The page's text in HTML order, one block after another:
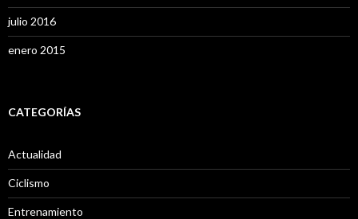
julio 2016
enero 2015
CATEGORÍAS
Actualidad
Ciclismo
Entrenamiento